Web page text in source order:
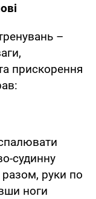
–
прискорення
судинну
руки по
ноги